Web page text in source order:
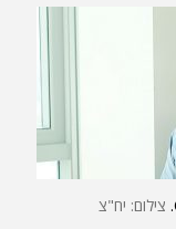
צילום: יח"צ